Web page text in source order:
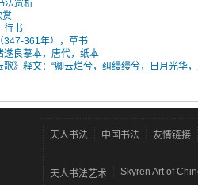
法赏析
赏
行书
347-361年），草书
遂良摹本，唐代，纸本
歌》释文：“卿云烂兮，纠缦缦兮，日月光华
天人书法 中国书法 友情链接
天人书法艺术 Skyren Art of